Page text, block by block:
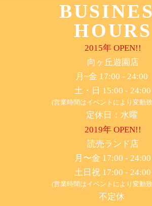
HOURS
2015年 OPEN!!
​向ヶ丘遊園店
月~金 17:00 - 24:00
土・日 15:00 - 24:00
(営業時間はイベントにより変動
定休日：水曜
2019年 OPEN!!
​読売ランド店
月〜金 17:00 - 24:00
土日祝 17:00 - 24:00
(営業時間はイベントにより変動
不定休